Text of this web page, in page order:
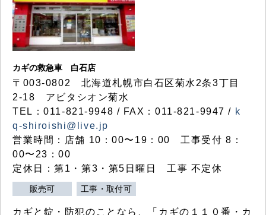
カギの救急車 白石店
〒003-0802 北海道札幌市白石区菊水2条3丁目
2-18 アビタシオン菊水
TEL：011-821-9948 / FAX：011-821-9947 / k
q-shiroishi@live.jp
営業時間：店舗 10：00〜19：00 工事受付 8：
00〜23：00
定休日：第1・第3・第5日曜日 工事 不定休
販売可 工事・取付可
カギと錠・防犯のことなら、「カギの１１０番・カ